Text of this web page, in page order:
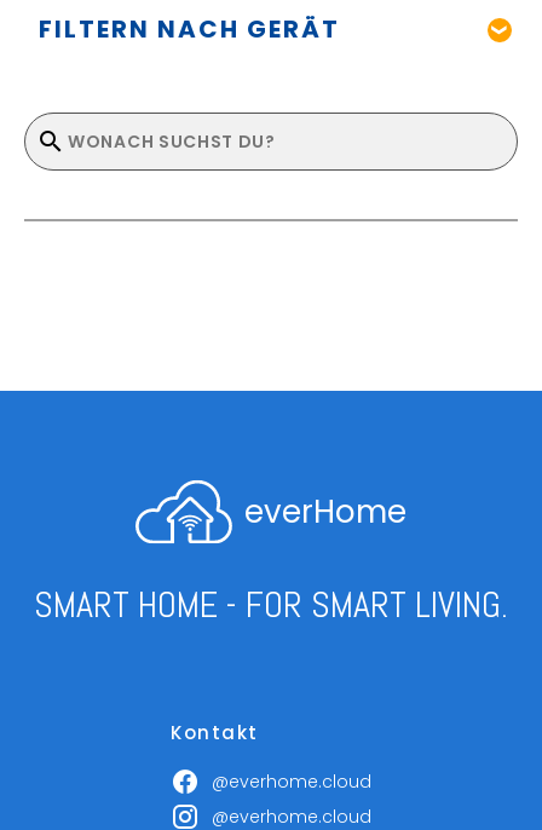
FILTERN NACH GERÄT
everHome
SMART HOME - FOR SMART LIVING.
Kontakt
@everhome.cloud
@everhome.cloud